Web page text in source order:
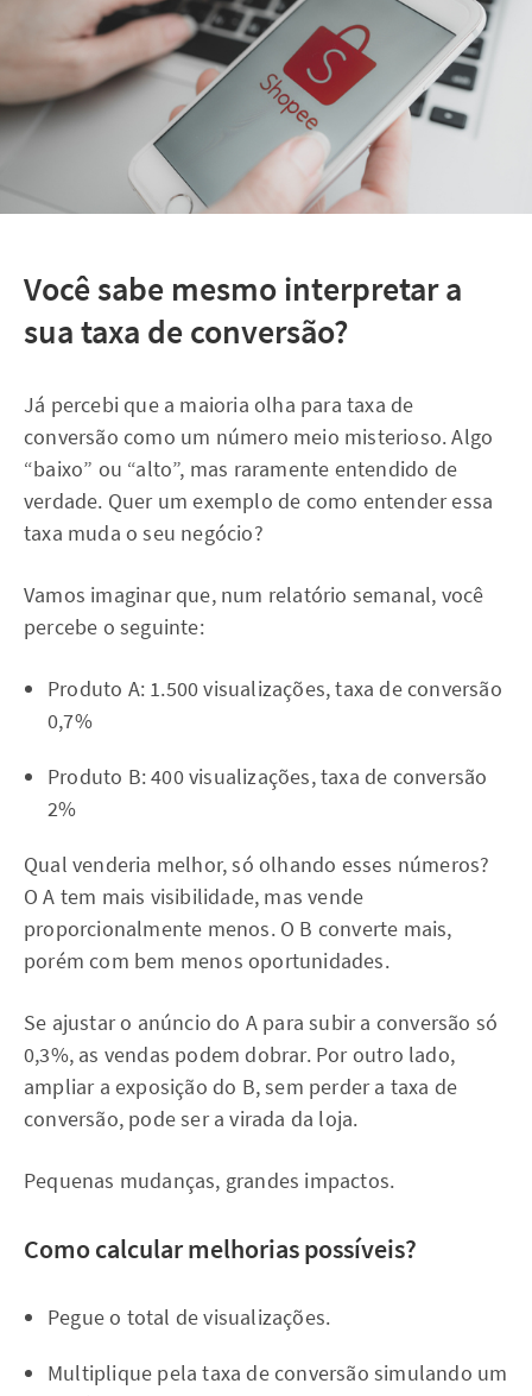
Você sabe mesmo interpretar a
sua taxa de conversão?
Já percebi que a maioria olha para taxa de
conversão como um número meio misterioso. Algo
“baixo” ou “alto”, mas raramente entendido de
verdade. Quer um exemplo de como entender essa
taxa muda o seu negócio?
Vamos imaginar que, num relatório semanal, você
percebe o seguinte:
Produto A: 1.500 visualizações, taxa de conversão
0,7%
Produto B: 400 visualizações, taxa de conversão
2%
Qual venderia melhor, só olhando esses números?
O A tem mais visibilidade, mas vende
proporcionalmente menos. O B converte mais,
porém com bem menos oportunidades.
Se ajustar o anúncio do A para subir a conversão só
0,3%, as vendas podem dobrar. Por outro lado,
ampliar a exposição do B, sem perder a taxa de
conversão, pode ser a virada da loja.
Pequenas mudanças, grandes impactos.
Como calcular melhorias possíveis?
Pegue o total de visualizações.
Multiplique pela taxa de conversão simulando um